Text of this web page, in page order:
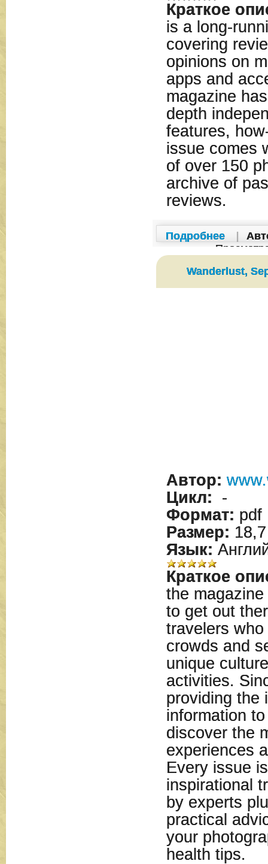
Краткое
is a long-
covering
opinions on
apps and
magazine
depth
features,
issue comes
of over 150
archive of
reviews.
Подробнее
Wanderlust,
Автор:
Цикл: -
Формат: pdf
Размер:
Язык:
Краткое
the
to get out
travelers
crowds and
unique
activities.
providing the
information
discover the
experiences
Every issue
inspirational
by experts
practical
your
health tips.